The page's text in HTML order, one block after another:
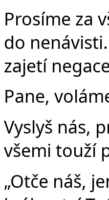
Prosíme za
do
zajetí
Pane,
Vyslyš nás,
všemi touží
„Otče náš,